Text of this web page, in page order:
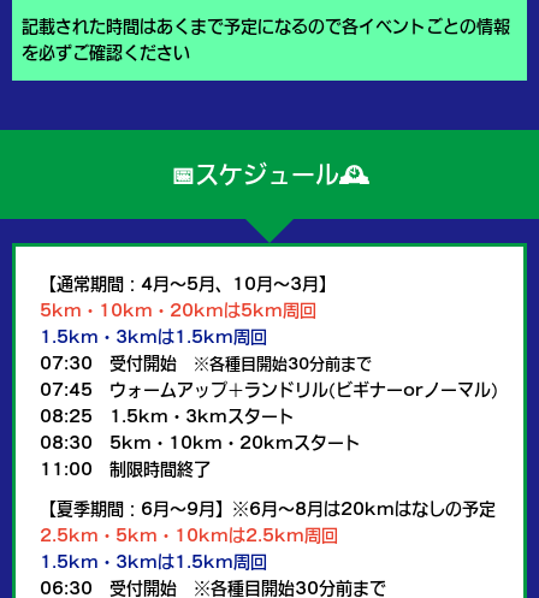
記載された時間はあくまで予定になるので各イベントごとの情報
を必ずご確認ください
📅スケジュール🕰️
【通常期間：4月〜5月、10月〜3月】
5km・10km・20kmは5km周回
1.5km・3kmは1.5km周回
07:30 受付開始
※各種目開始30分前まで
07:45 ウォームアップ＋ランドリル(ビギナーorノーマル)
08:25 1.5km・3kmスタート
08:30 5km・10km・20kmスタート
11:00 制限時間終了
【夏季期間：6月〜9月】※6月〜8月は20kmはなしの予定
2.5km・5km・10kmは2.5km周回
1.5km・3kmは1.5km周回
06:30 受付開始 ※各種目開始30分前まで